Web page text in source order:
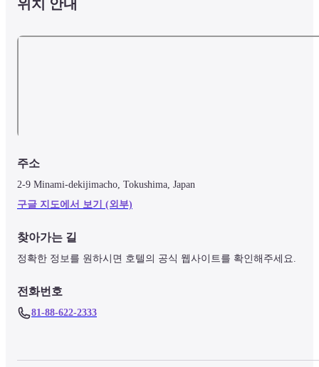
위치 안내
주소
2-9 Minami-dekijimacho, Tokushima, Japan
구글 지도에서 보기 (외부)
찾아가는 길
정확한 정보를 원하시면 호텔의 공식 웹사이트를 확인해주세요.
전화번호
81-88-622-2333